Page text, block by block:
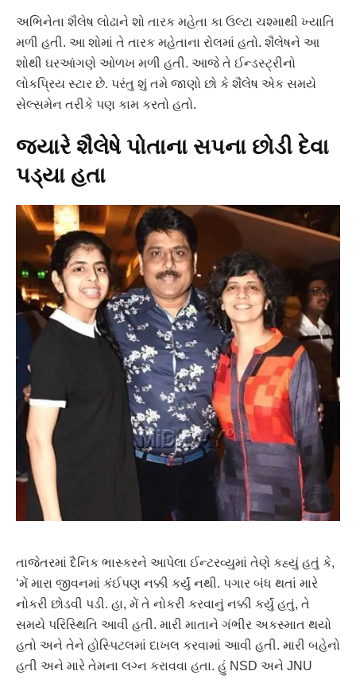
અભિનેતા શૈલેષ લોઢાને શો તારક મહેતા કા ઉલ્ટા ચશ્માથી ખ્યાતિ
મળી હતી. આ શોમાં તે તારક મહેતાના રોલમાં હતો. શૈલેષને આ
શોથી ઘરઆંગણે ઓળખ મળી હતી. આજે તે ઈન્ડસ્ટ્રીનો
લોકપ્રિય સ્ટાર છે. પરંતુ શું તમે જાણો છો કે શૈલેષ એક સમયે
સેલ્સમેન તરીકે પણ કામ કરતો હતો.
જ્યારે શૈલેષે પોતાના સપના છોડી દેવા
પડ્યા હતા
તાજેતરમાં દૈનિક ભાસ્કરને આપેલા ઈન્ટરવ્યુમાં તેણે કહ્યું હતું કે,
‘મેં મારા જીવનમાં કંઈપણ નક્કી કર્યું નથી. પગાર બંધ થતાં મારે
નોકરી છોડવી પડી. હા, મેં તે નોકરી કરવાનું નક્કી કર્યું હતું, તે
સમયે પરિસ્થિતિ આવી હતી. મારી માતાને ગંભીર અકસ્માત થયો
હતો અને તેને હોસ્પિટલમાં દાખલ કરવામાં આવી હતી. મારી બહેનો
હતી અને મારે તેમના લગ્ન કરાવવા હતા. હું NSD અને JNU